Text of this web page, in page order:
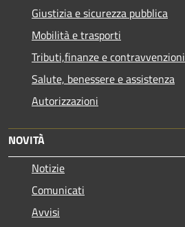
Giustizia e sicurezza pubblica
Mobilità e trasporti
Tributi,finanze e contravvenzioni
Salute, benessere e assistenza
Autorizzazioni
NOVITÀ
Notizie
Comunicati
Avvisi